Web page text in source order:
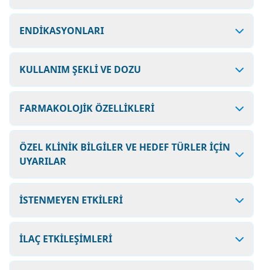
ENDİKASYONLARI
KULLANIM ŞEKLİ VE DOZU
FARMAKOLOJİK ÖZELLİKLERİ
ÖZEL KLİNİK BİLGİLER VE HEDEF TÜRLER İÇİN
UYARILAR
İSTENMEYEN ETKİLERİ
İLAÇ ETKİLEŞİMLERİ